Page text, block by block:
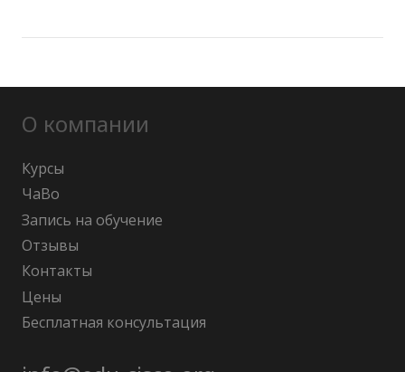
О компании
Курсы
ЧаВо
Запись на обучение
Отзывы
Контакты
Цены
Бесплатная консультация